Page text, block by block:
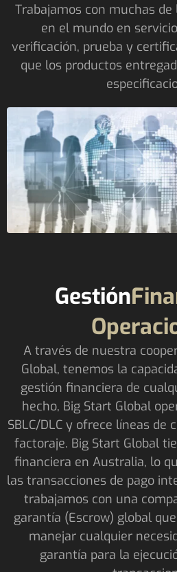
Trabajamos con muchas
en el mundo en
verificación, prueba y
que los productos
Gestión
A través de nuestra
Global, tenemos la
gestión financiera de
hecho, Big Start Global
SBLC/DLC y ofrece líneas de
factoraje. Big Start Global
financiera en Australia, lo
las transacciones de pago
trabajamos con una
garantía (Escrow) global
manejar cualquier
garantía para la